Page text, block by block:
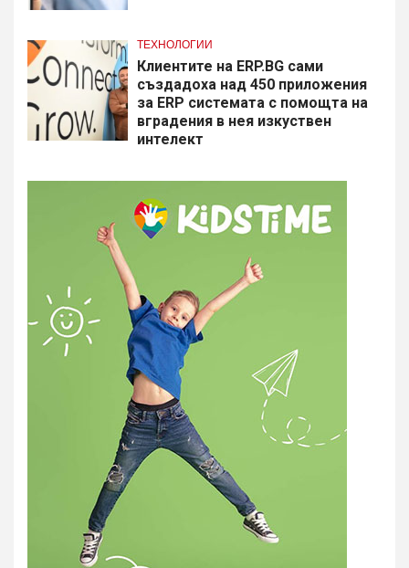
ТЕХНОЛОГИИ
Клиентите на ERP.BG сами
създадоха над 450 приложения
за ERP системата с помощта на
вградения в нея изкуствен
интелект